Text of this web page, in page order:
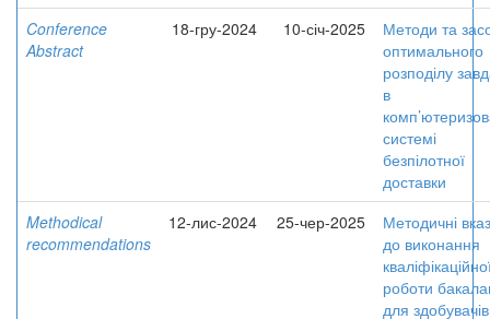
Conference
Abstract
18-гру-2024 10-січ-2025
Методи та
оптимального
розподілу
в
системі
безпілотної
доставки
Methodical
recommendations
12-лис-2024 25-чер-2025
Методичні
до виконання
роботи
для здобувачів